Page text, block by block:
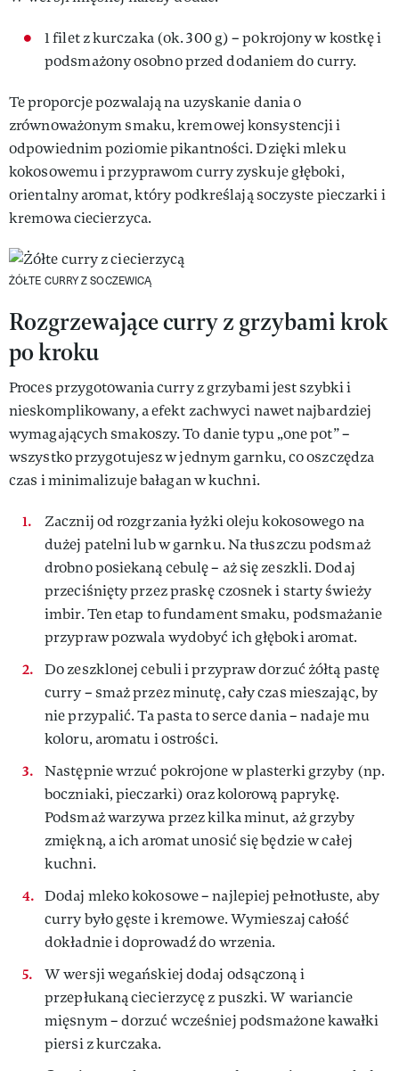
1 filet z kurczaka (ok. 300 g) – pokrojony w kostkę i
podsmażony osobno przed dodaniem do curry.
Te proporcje pozwalają na uzyskanie dania o
zrównoważonym smaku, kremowej konsystencji i
odpowiednim poziomie pikantności. Dzięki mleku
kokosowemu i przyprawom curry zyskuje głęboki,
orientalny aromat, który podkreślają soczyste pieczarki i
kremowa ciecierzyca.
ŻÓŁTE CURRY Z SOCZEWICĄ
Rozgrzewające curry z grzybami krok
po kroku
Proces przygotowania curry z grzybami jest szybki i
nieskomplikowany, a efekt zachwyci nawet najbardziej
wymagających smakoszy. To danie typu „one pot” –
wszystko przygotujesz w jednym garnku, co oszczędza
czas i minimalizuje bałagan w kuchni.
Zacznij od rozgrzania łyżki oleju kokosowego na
dużej patelni lub w garnku. Na tłuszczu podsmaż
drobno posiekaną cebulę – aż się zeszkli. Dodaj
przeciśnięty przez praskę czosnek i starty świeży
imbir. Ten etap to fundament smaku, podsmażanie
przypraw pozwala wydobyć ich głęboki aromat.
Do zeszklonej cebuli i przypraw dorzuć żółtą pastę
curry – smaż przez minutę, cały czas mieszając, by
nie przypalić. Ta pasta to serce dania – nadaje mu
koloru, aromatu i ostrości.
Następnie wrzuć pokrojone w plasterki grzyby (np.
boczniaki, pieczarki) oraz kolorową paprykę.
Podsmaż warzywa przez kilka minut, aż grzyby
zmiękną, a ich aromat unosić się będzie w całej
kuchni.
Dodaj mleko kokosowe – najlepiej pełnotłuste, aby
curry było gęste i kremowe. Wymieszaj całość
dokładnie i doprowadź do wrzenia.
W wersji wegańskiej dodaj odsączoną i
przepłukaną ciecierzycę z puszki. W wariancie
mięsnym – dorzuć wcześniej podsmażone kawałki
piersi z kurczaka.